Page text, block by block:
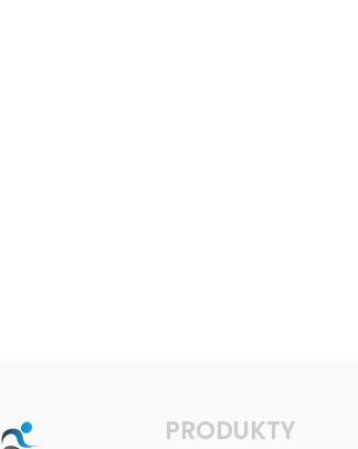
PRODUKTY